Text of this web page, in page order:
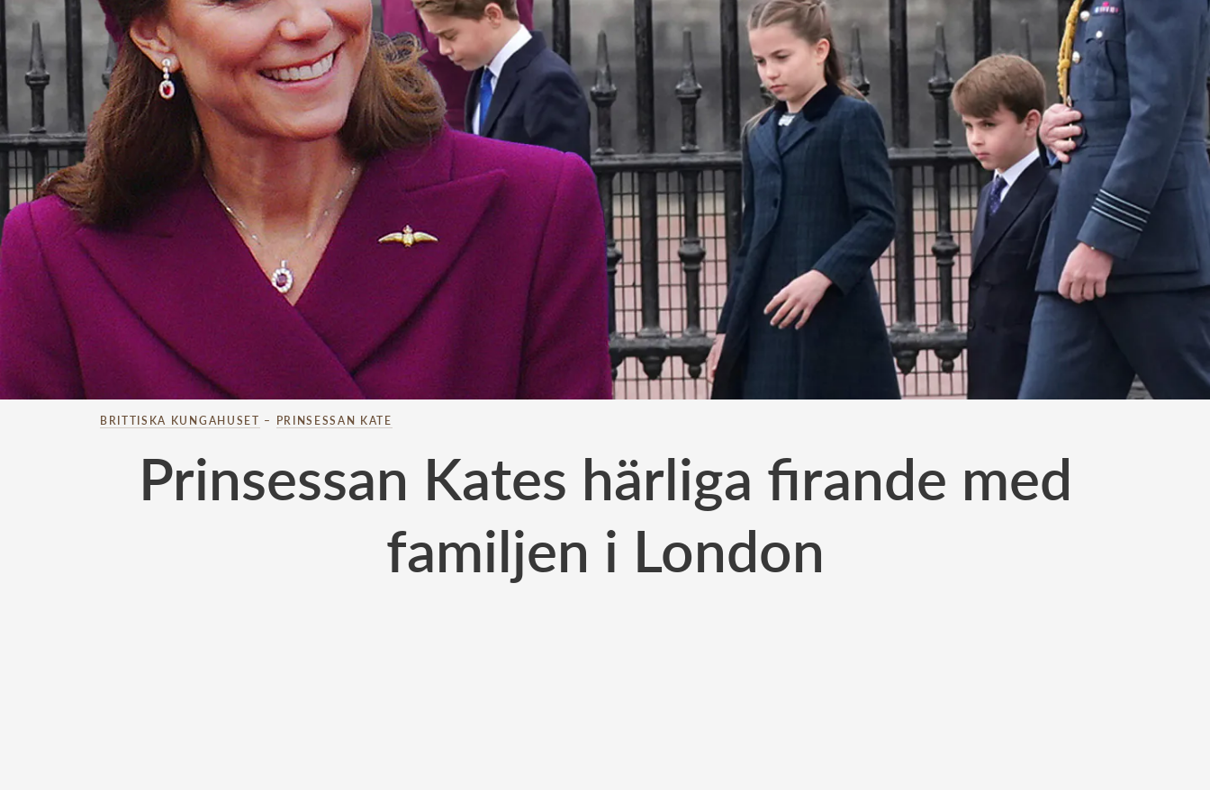
BRITTISKA KUNGAHUSET – PRINSESSAN KATE
Prinsessan Kates härliga firande med
familjen i London